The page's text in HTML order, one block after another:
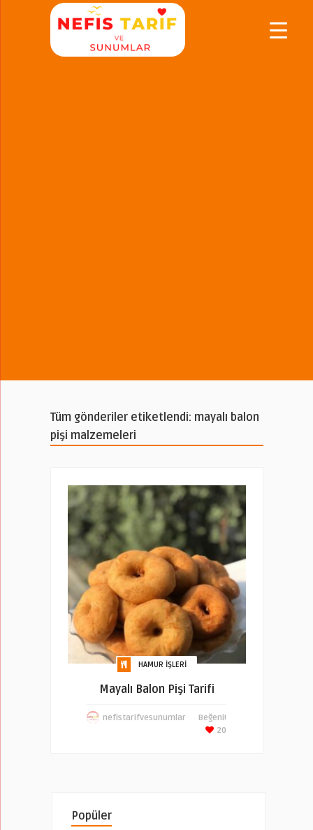
Tüm gönderiler etiketlendi: mayalı balon
pişi malzemeleri
HAMUR İŞLERI
Mayalı Balon Pişi Tarifi
nefistarifvesunumlar
Beğeni!
20
Popüler